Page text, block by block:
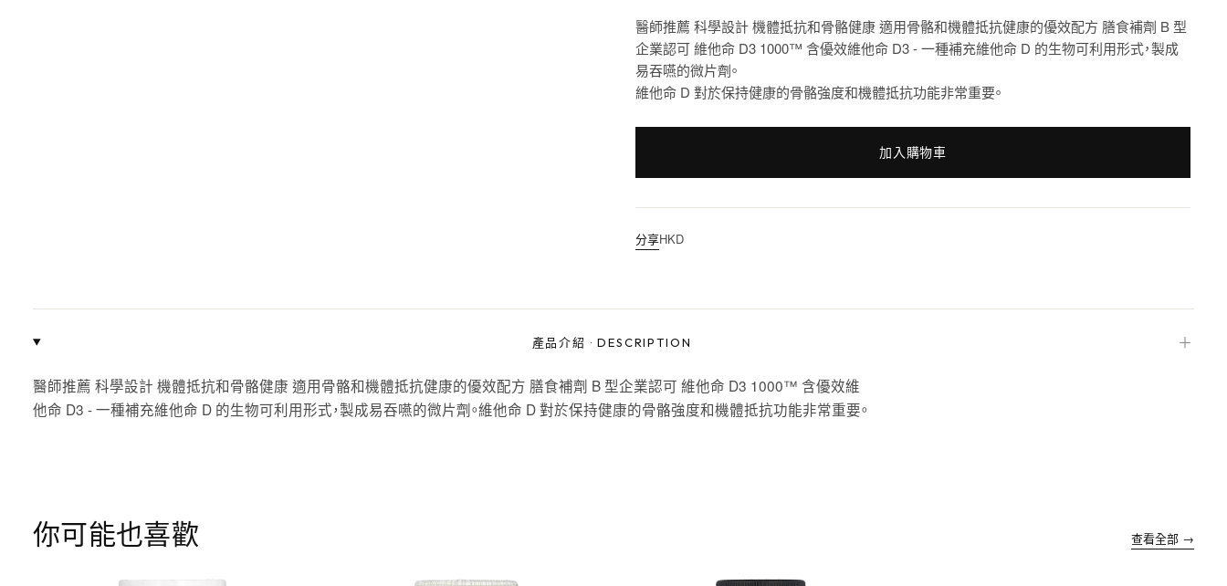
醫師推薦 科學設計 機體抵抗和骨骼健康 適用骨骼和機體抵抗健康的優效配方 膳食補劑 B 型
企業認可 維他命 D3 1000™ 含優效維他命 D3 - 一種補充維他命 D 的生物可利用形式，製成
易吞嚥的微片劑。
維他命 D 對於保持健康的骨骼強度和機體抵抗功能非常重要。
加入購物車
分享HKD
產品介紹 ·DESCRIPTION ＋
醫師推薦 科學設計 機體抵抗和骨骼健康 適用骨骼和機體抵抗健康的優效配方 膳食補劑 B 型企業認可 維他命 D3 1000™ 含優效維
他命 D3 - 一種補充維他命 D 的生物可利用形式，製成易吞嚥的微片劑。維他命 D 對於保持健康的骨骼強度和機體抵抗功能非常重要。
你可能也喜歡 查看全部 →